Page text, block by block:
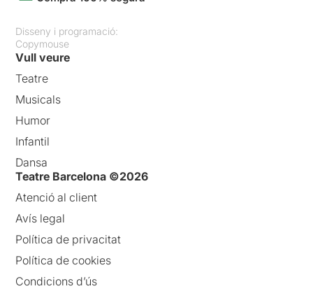
Disseny i programació:
Copymouse
Vull veure
Teatre
Musicals
Humor
Infantil
Dansa
Teatre Barcelona ©2026
Atenció al client
Avís legal
Política de privacitat
Política de cookies
Condicions d’ús